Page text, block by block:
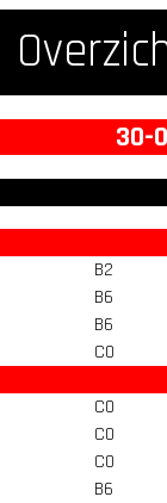
30-
B2
B6
B6
C0
C0
C0
C0
B6